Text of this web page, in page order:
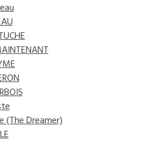
(The Dreamer)